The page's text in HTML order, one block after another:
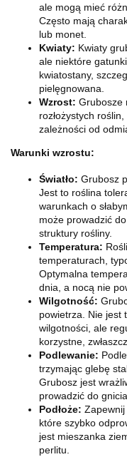
ale mogą mieć
Często mają
lub monet.
Kwiaty: Kwiaty
ale niektóre
kwiatostany,
pielęgnowana.
Wzrost: Grubosze
rozłożystych
zależności od
Warunki wzrostu:
Światło: Grubosz
Jest to roślina
warunkach o
może prowadzić
struktury rośliny.
Temperatura:
temperaturach,
Optymalna
dnia, a nocą nie
Wilgotność:
powietrza. Nie jest
wilgotności, ale
korzystne,
Podlewanie:
trzymając glebę
Grubosz jest
prowadzić do
Podłoże: Zapewnij
które szybko
jest mieszanka
perlitu.